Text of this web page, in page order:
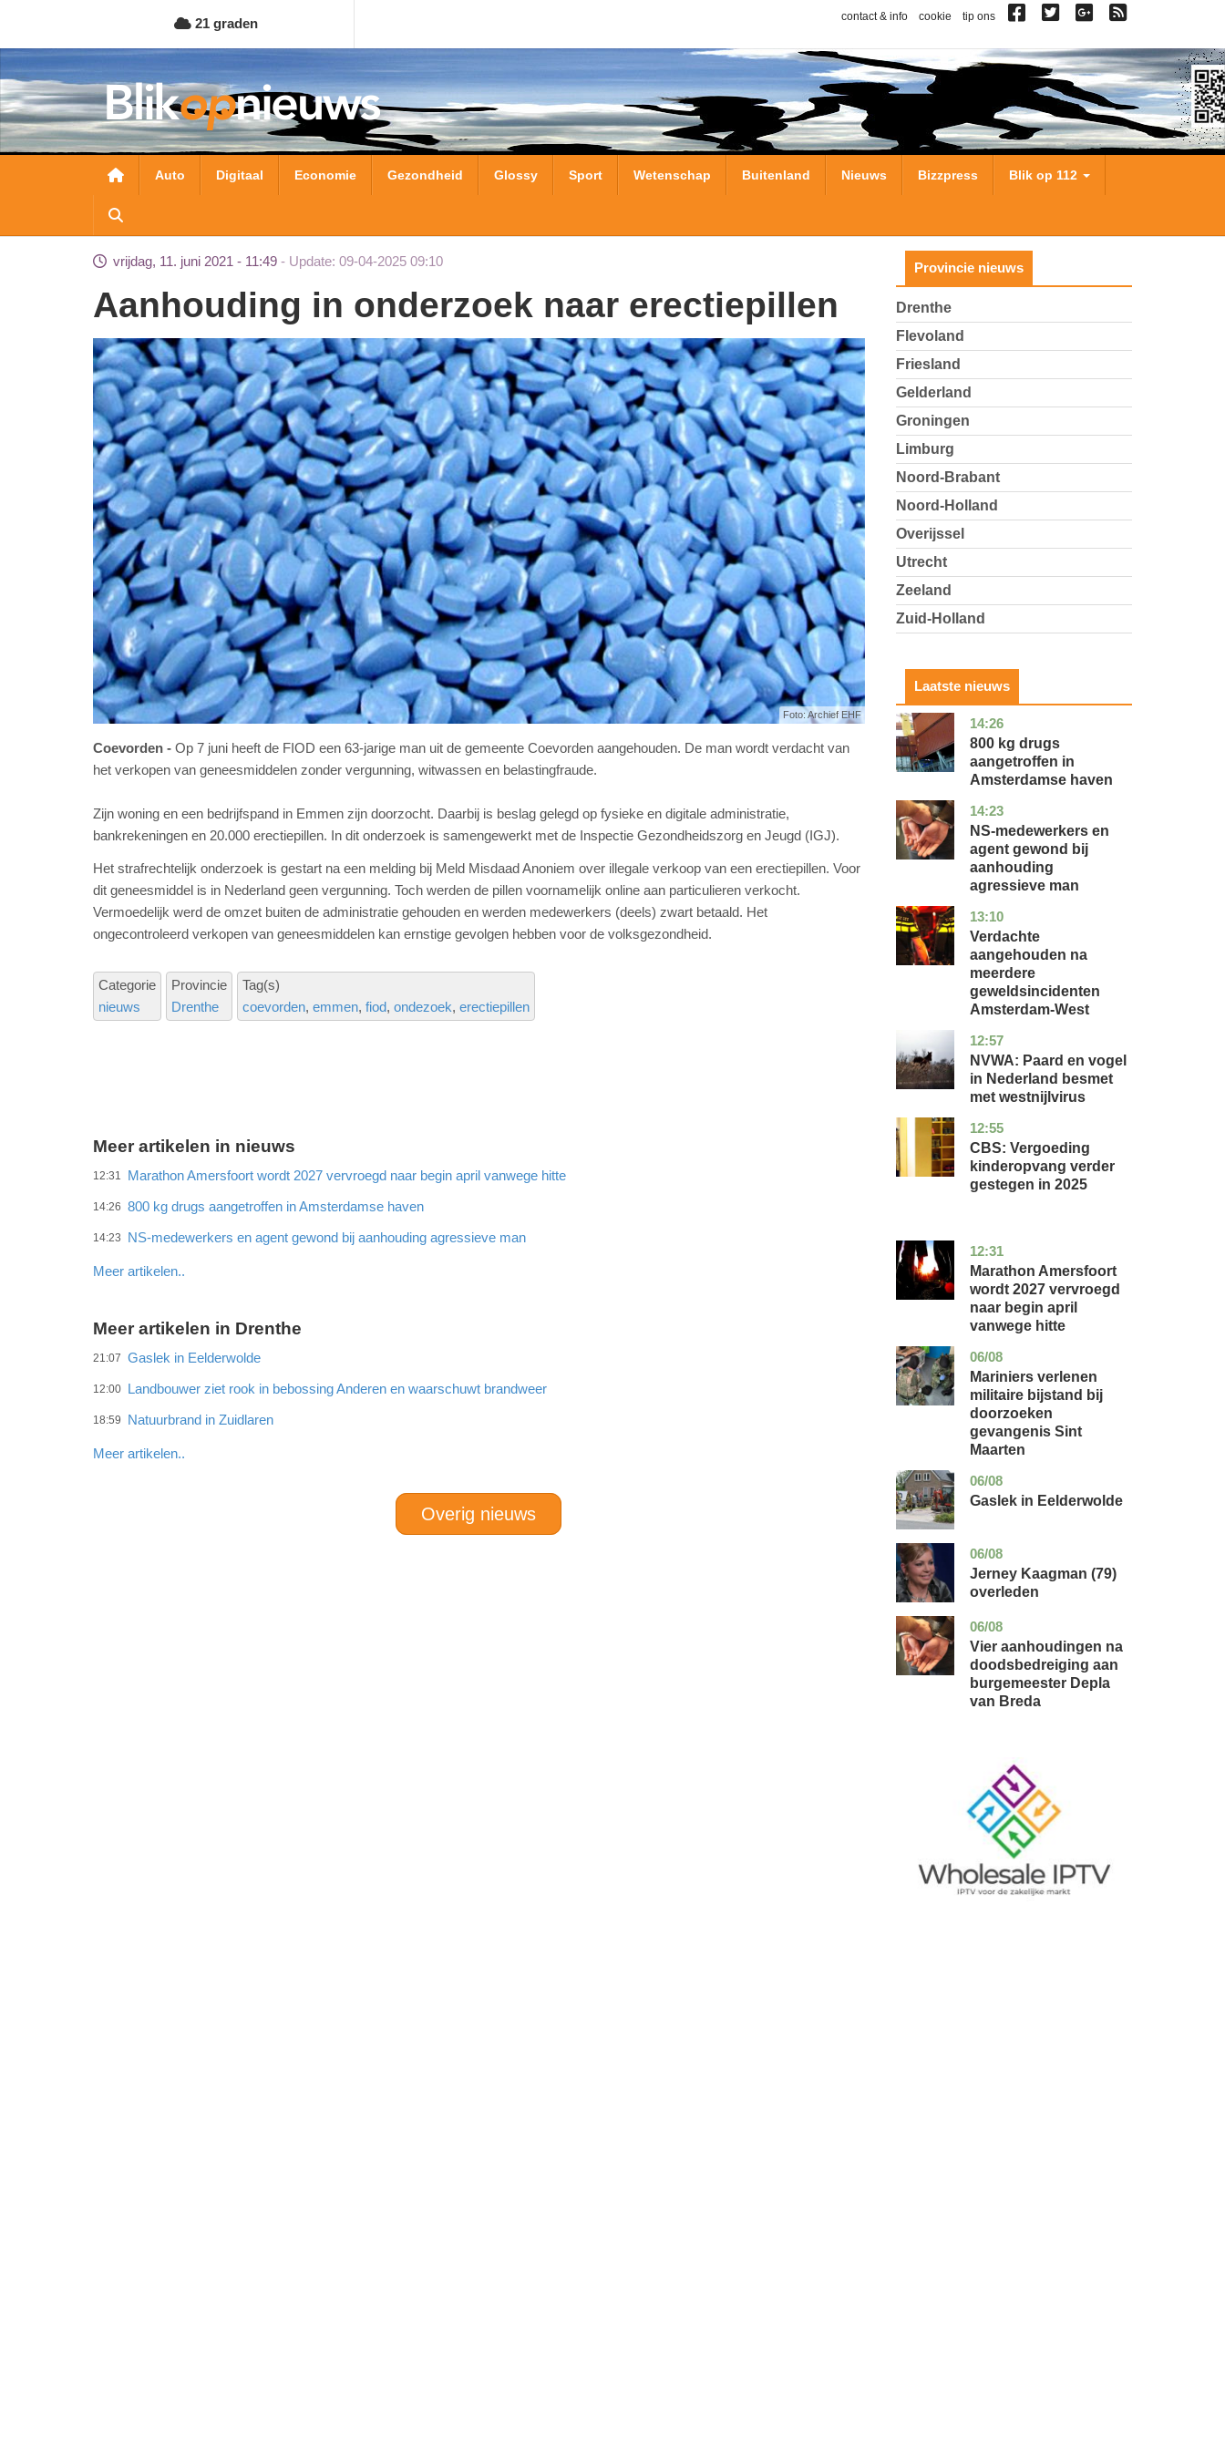
naar
de
inhoud
gaan
21 graden contact & info cookie tip ons
Hoofdnavigatie
Auto Digitaal Economie Gezondheid Glossy Sport Wetenschap Buitenland Nieuws Bizzpress Blik op 112
vrijdag, 11. juni 2021 - 11:49 Update: 09-04-2025 09:10
Aanhouding in onderzoek naar erectiepillen
Foto: Archief EHF
Coevorden
Op 7 juni heeft de FIOD een 63-jarige man uit de gemeente Coevorden aangehouden. De man wordt verdacht van
het verkopen van geneesmiddelen zonder vergunning, witwassen en belastingfraude.
Zijn woning en een bedrijfspand in Emmen zijn doorzocht. Daarbij is beslag gelegd op fysieke en digitale administratie,
bankrekeningen en 20.000 erectiepillen. In dit onderzoek is samengewerkt met de Inspectie Gezondheidszorg en Jeugd (IGJ).
Het strafrechtelijk onderzoek is gestart na een melding bij Meld Misdaad Anoniem over illegale verkoop van een erectiepillen. Voor
dit geneesmiddel is in Nederland geen vergunning. Toch werden de pillen voornamelijk online aan particulieren verkocht.
Vermoedelijk werd de omzet buiten de administratie gehouden en werden medewerkers (deels) zwart betaald. Het
ongecontroleerd verkopen van geneesmiddelen kan ernstige gevolgen hebben voor de volksgezondheid.
Categorie
nieuws
Provincie
Drenthe
Tag(s)
coevorden emmen fiod ondezoek erectiepillen
Meer artikelen in nieuws
12:31 Marathon Amersfoort wordt 2027 vervroegd naar begin april vanwege hitte
14:26 800 kg drugs aangetroffen in Amsterdamse haven
14:23 NS-medewerkers en agent gewond bij aanhouding agressieve man
Meer artikelen..
Meer artikelen in Drenthe
21:07 Gaslek in Eelderwolde
12:00 Landbouwer ziet rook in bebossing Anderen en waarschuwt brandweer
18:59 Natuurbrand in Zuidlaren
Meer artikelen..
Overig nieuws
Provincie nieuws
Drenthe
Flevoland
Friesland
Gelderland
Groningen
Limburg
Noord-Brabant
Noord-Holland
Overijssel
Utrecht
Zeeland
Zuid-Holland
Laatste nieuws
14:26
noord-
holland
nieuws
800 kg drugs
aangetroffen in
Amsterdamse haven
14:23
flevoland
nieuws
NS-medewerkers en
agent gewond bij
aanhouding
agressieve man
13:10
noord-
holland
nieuws
Verdachte
aangehouden na
meerdere
geweldsincidenten
Amsterdam-West
12:57
utrecht
nieuws
NVWA: Paard en vogel
in Nederland besmet
met westnijlvirus
12:55
zuid-
holland
economie
CBS: Vergoeding
kinderopvang verder
gestegen in 2025
12:31
utrecht
nieuws
Marathon Amersfoort
wordt 2027 vervroegd
naar begin april
vanwege hitte
06/08
buitenland
Mariniers verlenen
militaire bijstand bij
doorzoeken
gevangenis Sint
Maarten
06/08
drenthe
nieuws
Gaslek in Eelderwolde
06/08
noord-
glossy
Jerney Kaagman (79)
overleden
06/08
noord-
brabant
nieuws
Vier aanhoudingen na
doodsbedreiging aan
burgemeester Depla
van Breda